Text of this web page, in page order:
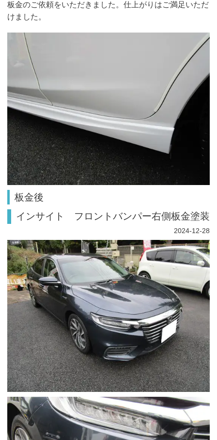
板金のご依頼をいただきました。仕上がりはご満足いただ
けました。
板金後
インサイト フロントバンパー右側板金塗装
2024-12-28